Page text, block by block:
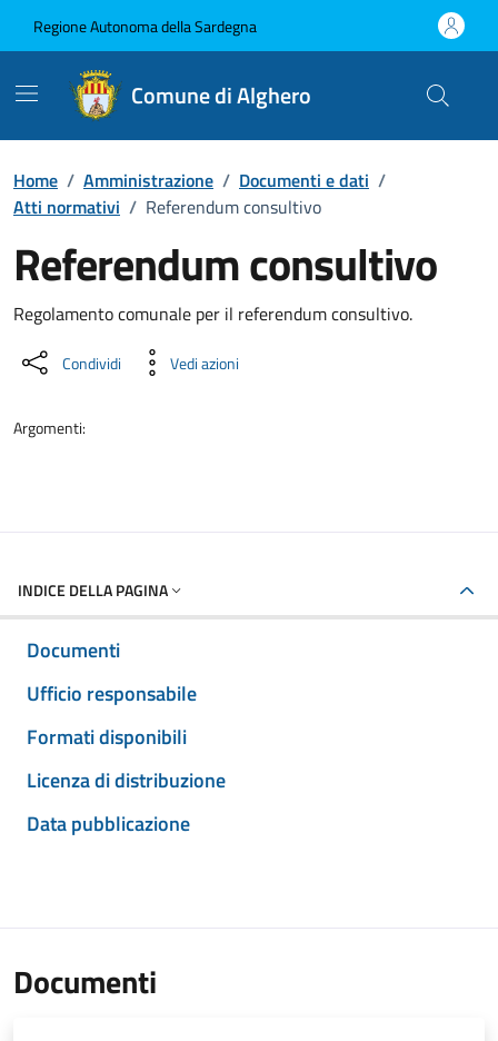
Regione Autonoma della Sardegna
Comune di Alghero
Home / Amministrazione / Documenti e dati /
Atti normativi / Referendum consultivo
Referendum consultivo
Dettaglio del documento
Regolamento comunale per il referendum consultivo.
Condividi Vedi azioni
Argomenti:
INDICE DELLA PAGINA
Documenti
Ufficio responsabile
Formati disponibili
Licenza di distribuzione
Data pubblicazione
Documenti